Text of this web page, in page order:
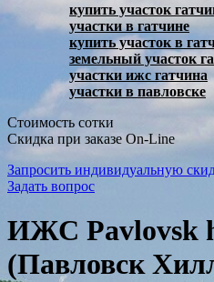
купить участок
участки в гатчине
купить участок в
земельный участок
участки ижс гатчина
участки в павловске
Стоимость сотки
Скидка при заказе On-Line
Запросить индивидуальную
Задать вопрос
ИЖС Pavlovsk
(Павловск